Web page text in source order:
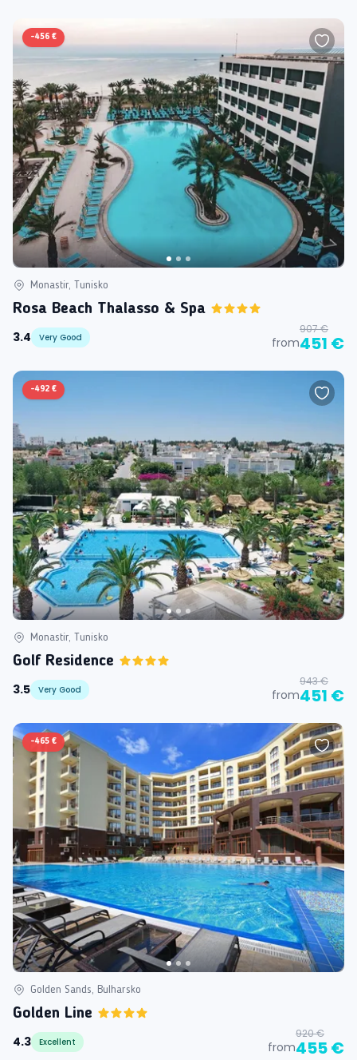
-456 €
Monastir, Tunisko
Rosa Beach Thalasso & Spa
3.4
Very Good from
907 €
451 €
-492 €
Monastir, Tunisko
Golf Residence
3.5
Very Good from
943 €
451 €
-465 €
Golden Sands, Bulharsko
Golden Line
4.3
Excellent from
920 €
455 €